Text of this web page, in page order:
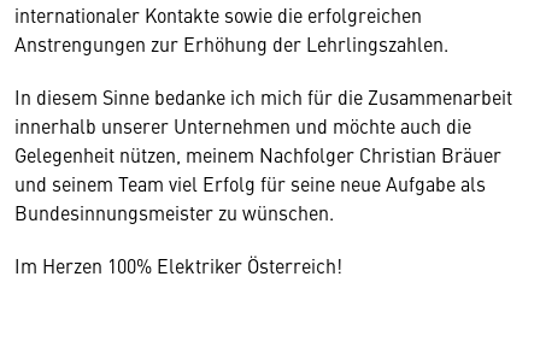
internationaler Kontakte sowie die erfolgreichen
Anstrengungen zur Erhöhung der Lehrlingszahlen.
In diesem Sinne bedanke ich mich für die Zusammenarbeit
innerhalb unserer Unternehmen und möchte auch die
Gelegenheit nützen, meinem Nachfolger Christian Bräuer
und seinem Team viel Erfolg für seine neue Aufgabe als
Bundesinnungsmeister zu wünschen.
Im Herzen 100% Elektriker Österreich!